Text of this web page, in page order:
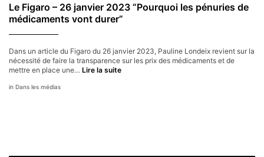
Le Figaro – 26 janvier 2023 “Pourquoi les pénuries de
médicaments vont durer”
Dans un article du Figaro du 26 janvier 2023, Pauline Londeix revient sur la
nécessité de faire la transparence sur les prix des médicaments et de
mettre en place une… Lire la suiteLe
de
Dans les médias